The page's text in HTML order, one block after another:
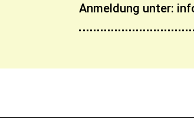
Anmeldung unter: